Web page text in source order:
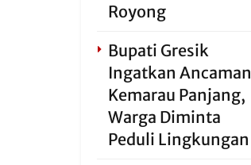
Royong
Bupati Gresik
Ingatkan Ancaman
Kemarau Panjang,
Warga Diminta
Peduli Lingkungan